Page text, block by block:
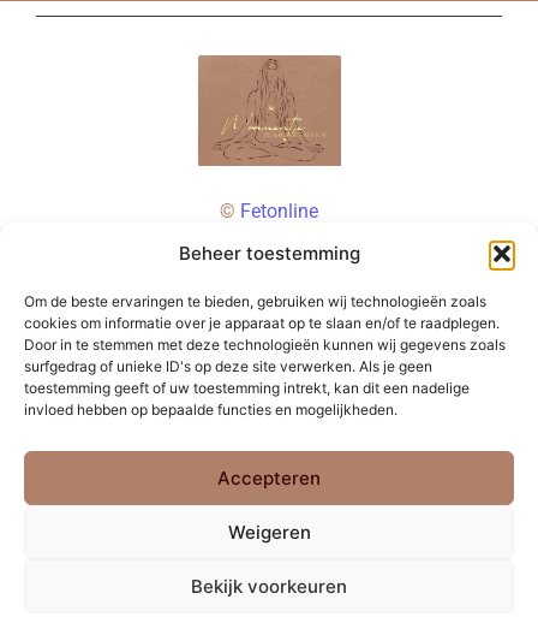
Beheer toestemming
Om de beste ervaringen te bieden, gebruiken wij technologieën zoals
cookies om informatie over je apparaat op te slaan en/of te raadplegen.
Door in te stemmen met deze technologieën kunnen wij gegevens zoals
surfgedrag of unieke ID's op deze site verwerken. Als je geen
toestemming geeft of uw toestemming intrekt, kan dit een nadelige
invloed hebben op bepaalde functies en mogelijkheden.
Accepteren
Weigeren
Bekijk voorkeuren
© Fetonline